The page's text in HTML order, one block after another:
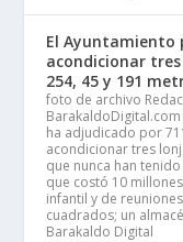
El Ayuntamiento
acondicionar
254, 45 y 191
foto de archivo
ha adjudicado por
acondicionar tres
que nunca han
que costó 10
infantil y de
cuadrados; un
Barakaldo Digital